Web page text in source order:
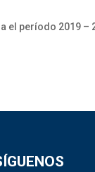
el período 2019 –